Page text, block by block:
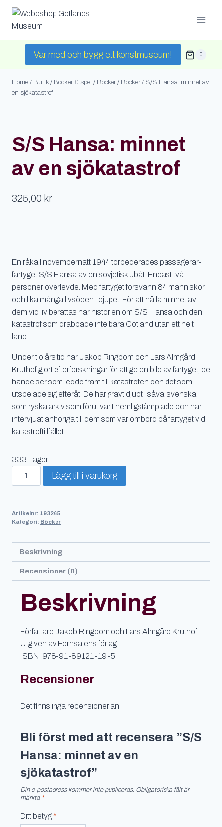
Skip
content
Var med och bygg ett konstmuseum! 0
Home / Butik / Böcker & spel / Böcker / Böcker / S/S Hansa: minnet av
en sjökatastrof
S/S Hansa: minnet
av en sjökatastrof
325,00 kr
En råkall novembernatt 1944 torpederades passagerar-
fartyget S/S Hansa av en sovjetisk ubåt. Endast två
personer överlevde. Med fartyget försvann 84 människor
och lika många livsöden i djupet. För att hålla minnet av
dem vid liv berättas här historien om S/S Hansa och den
katastrof som drabbade inte bara Gotland utan ett helt
land.
Under tio års tid har Jakob Ringbom och Lars Almgård
Kruthof gjort efterforskningar för att ge en bild av fartyget, de
händelser som ledde fram till katastrofen och det som
utspelade sig efteråt. De har grävt djupt i såväl svenska
som ryska arkiv som förut varit hemligstämplade och har
intervjuat anhöriga till dem som var ombord på fartyget vid
katastroftillfället.
333 i lager
Hansa:
en
Lägg till i varukorg
Artikelnr: 193265
Kategori: Böcker
Beskrivning
Recensioner (0)
Beskrivning
Författare Jakob Ringbom och Lars Almgård Kruthof
Utgiven av Fornsalens förlag
ISBN: 978-91-89121-19-5
Recensioner
Det finns inga recensioner än.
Bli först med att recensera ”S/S
Hansa: minnet av en
sjökatastrof”
Din e-postadress kommer inte publiceras. Obligatoriska fält är
märkta *
Ditt betyg *